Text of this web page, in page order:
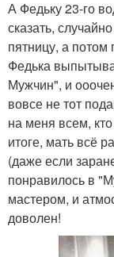
А Федьку 23-го
сказать,
пятницу, а потом
Федька
Мужчин", и
вовсе не тот
на меня всем,
итоге, мать всё
(даже если
понравилось в
мастером, и
доволен!